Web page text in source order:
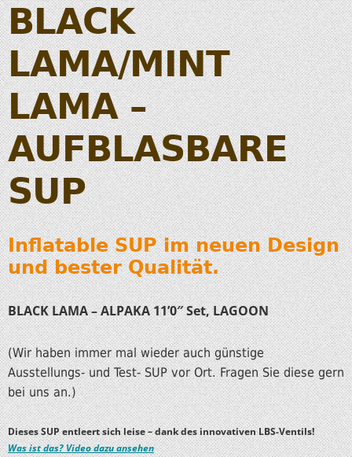
BLACK
LAMA/MINT
LAMA –
AUFBLASBARE
SUP
Inflatable SUP im neuen Design
und bester Qualität.
BLACK LAMA – ALPAKA 11’0″ Set, LAGOON
(Wir haben immer mal wieder auch günstige
Ausstellungs- und Test- SUP vor Ort. Fragen Sie diese gern
bei uns an.)
Dieses SUP entleert sich leise – dank des innovativen LBS-Ventils!
Was ist das? Video dazu ansehen